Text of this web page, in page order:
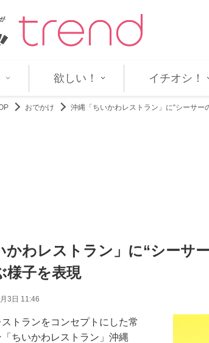
タジオジブリ『耳をすませば』『借りぐらしのアリエッティ
欲しい！ イチオシ！
おでかけ 沖縄「ちいかわレストラン」に“シーサ
かわレストラン」に“シーサ
様子を表現
3日 11:46
トランをコンセプトにした常
ちいかわレストラン」沖縄